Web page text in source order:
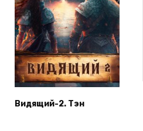
Видящий-2. Тэн